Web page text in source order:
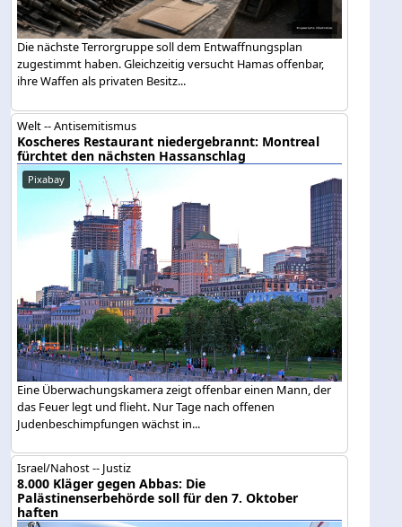
Die nächste Terrorgruppe soll dem Entwaffnungsplan
zugestimmt haben. Gleichzeitig versucht Hamas offenbar,
ihre Waffen als privaten Besitz...
Welt -- Antisemitismus
Koscheres Restaurant niedergebrannt: Montreal
fürchtet den nächsten Hassanschlag
Pixabay
Eine Überwachungskamera zeigt offenbar einen Mann, der
das Feuer legt und flieht. Nur Tage nach offenen
Judenbeschimpfungen wächst in...
Israel/Nahost -- Justiz
8.000 Kläger gegen Abbas: Die
Palästinenserbehörde soll für den 7. Oktober
haften